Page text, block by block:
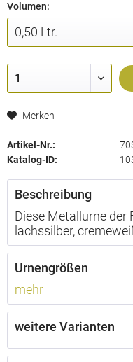
Volumen:
Merken
Artikel-Nr.:
Katalog-ID:
Beschreibung
Diese Metallurne der
lachssilber,
Urnengrößen
mehr
weitere Varianten